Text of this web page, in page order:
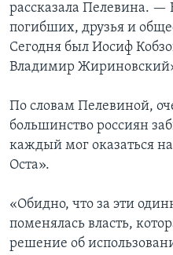
рассказала Пелевина. —
погибших, друзья и
Сегодня был Иосиф
Владимир
По словам Пелевиной,
большинство россиян
каждый мог оказаться
Оста».
«Обидно, что за эти
поменялась власть,
решение об